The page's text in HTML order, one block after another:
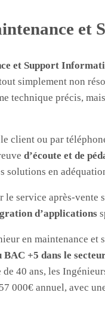
et
et Support
simplement non
technique précis,
client ou par
d’écoute et de
solutions en
le service après-
d’applications
en maintenance
BAC +5 dans le
de 40 ans, les
000€ annuel, avec